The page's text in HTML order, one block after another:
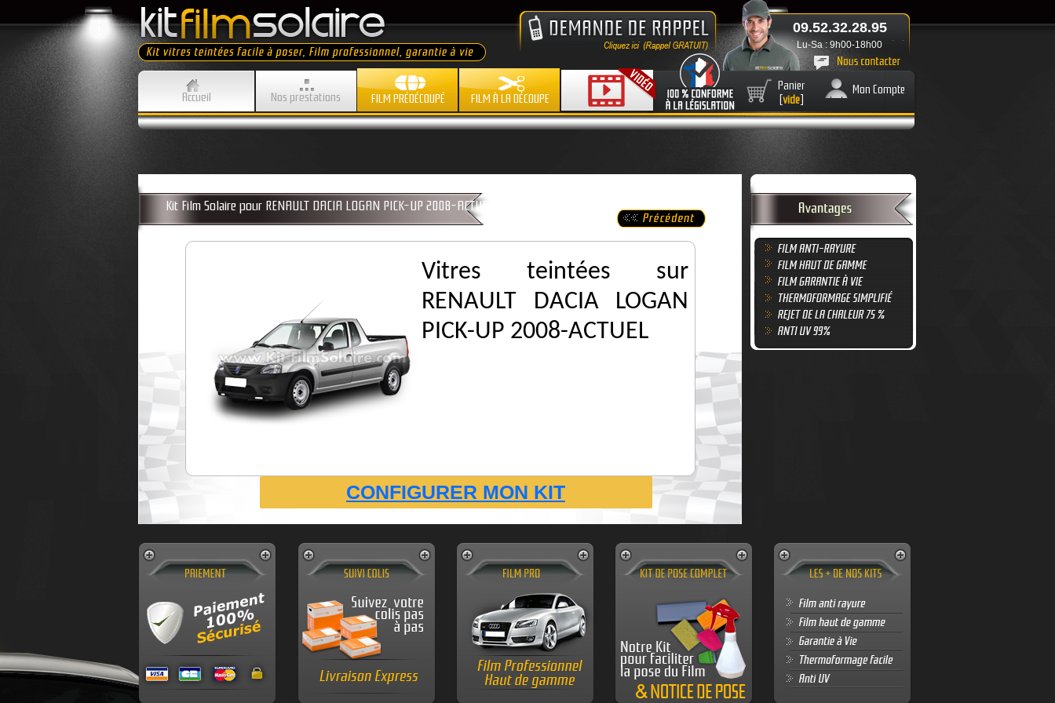
Lu-Sa : 9h00-18h00
09.52.32.28.95
Accueil Nos prestations FILM PRÉDÉCOUPÉ FILM À LA DÉCOUPE
Panier
[vide]
Mon Compte
Kit Film Solaire pour RENAULT DACIA LOGAN PICK-UP 2008-ACTUEL
Vitres teintées sur
RENAULT DACIA LOGAN
PICK-UP 2008-ACTUEL
CONFIGURER MON KIT